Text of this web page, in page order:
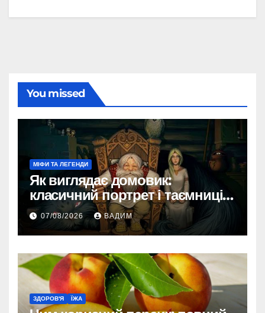
You missed
МІФИ ТА ЛЕГЕНДИ
Як виглядає домовик:
класичний портрет і таємниці
зовнішності
07/08/2026 ВАДИМ
ЗДОРОВ'Я ЇЖА